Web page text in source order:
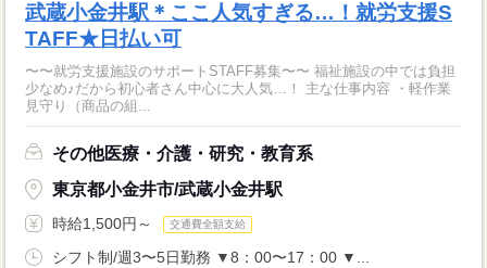
武蔵小金井駅＊ここ人気すぎる…！就労支援S
TAFF★日払い可
〜〜就労支援施設のサポートSTAFF募集〜〜 福祉施設の中では負担
少なめ♪だから初心者さん中心に大人気…！ 主な仕事内容 ・軽作業
見守り（商品の組...
その他医療・介護・研究・教育系
東京都小金井市/武蔵小金井駅
時給1,500円～ 交通費全額支給
シフト制/週3〜5日勤務 ▼8：00〜17：00 ▼...